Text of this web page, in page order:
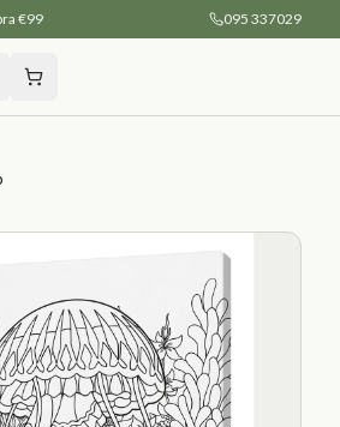
€99 095 337029